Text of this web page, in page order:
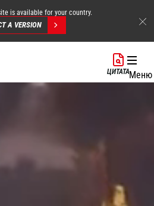
is available for your country.
A VERSION
ЦИТАТАМеню